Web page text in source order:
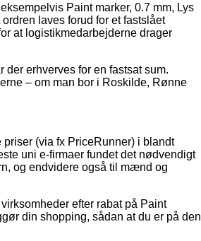
Paint marker, 0.7 mm, Lys
laves forud for et fastslået
at logistikmedarbejderne drager
der erhverves for en fastsat sum.
– om man bor i Roskilde, Rønne
(via fx PriceRunner) i blandt
uni e-firmaer fundet det nødvendigt
og endvidere også til mænd og
efter rabat på Paint
din shopping, sådan at du er på den